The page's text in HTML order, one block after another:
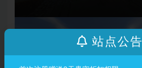
站点公告